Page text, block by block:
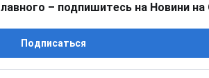
– подпишитесь на Новини на
Подписаться